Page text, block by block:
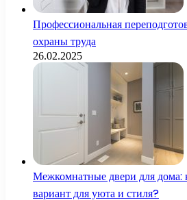
Профессиональная
охраны труда
26.02.2025
Межкомнатные двери для дома:
вариант для уюта и стиля?